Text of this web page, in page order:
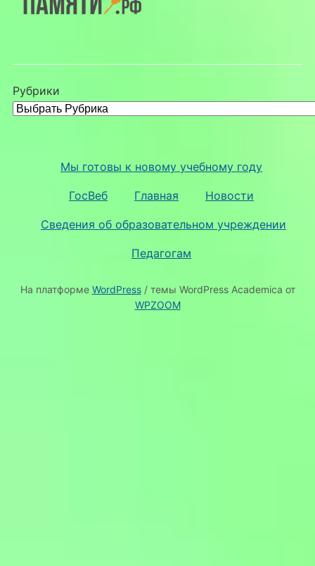
Рубрики
Мы готовы к новому учебному году
ГосВеб Главная Новости
Сведения об образовательном учреждении
Педагогам
На платформе WordPress/ темы WordPress Academica от
WPZOOM